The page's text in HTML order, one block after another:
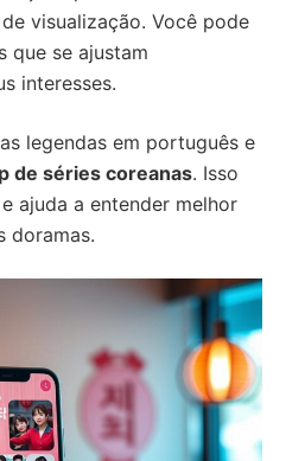
visualização. Você pode
que se ajustam
interesses.
legendas em português e
de séries coreanas. Isso
ajuda a entender melhor
doramas.